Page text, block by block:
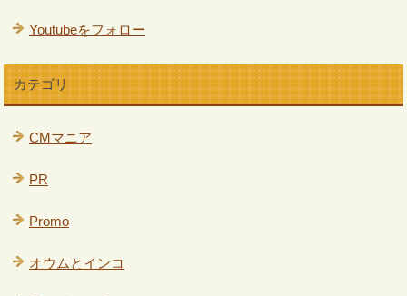
Youtubeをフォロー
カテゴリ
CMマニア
PR
Promo
オウムとインコ